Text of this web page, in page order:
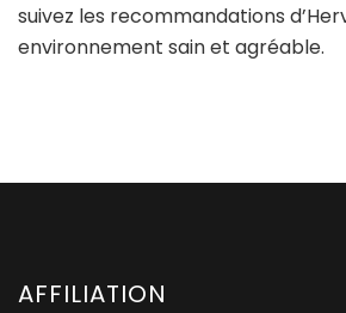
suivez les recommandations
environnement sain et agréable.
AFFILIATION